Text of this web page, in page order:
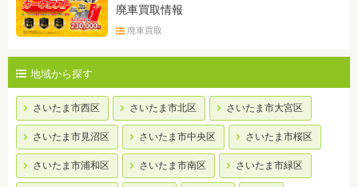
廃車買取情報
廃車買取
地域から探す
さいたま市西区 さいたま市北区 さいたま市大宮区
さいたま市見沼区 さいたま市中央区 さいたま市桜区
さいたま市浦和区 さいたま市南区 さいたま市緑区